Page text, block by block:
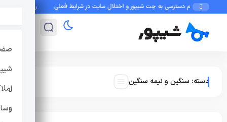
عدم دسترسی به چت شیپور و اختلال سایت در شرایط فعلی راهنمای امنیت
دسته: سنگین و نیمه سنگین